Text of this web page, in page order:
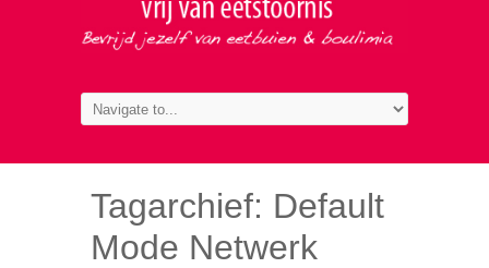
Tagarchief: Default
Mode Netwerk